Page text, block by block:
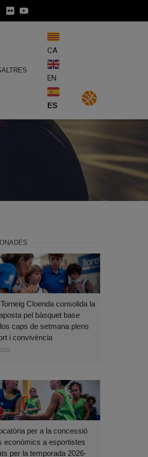
CA
EN
ES
Cloenda consolida la
pel bàsquet base
caps de setmana plens
i convivència
per a la concessió
econòmics a esportistes
per la temporada 2026-